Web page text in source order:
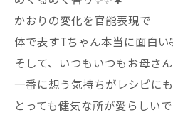
かおりの変化を官能表現で
体で表すTちゃん本当に面白い
そして、いつもいつもお母さ
一番に想う気持ちがレシピに
とっても健気な所が愛らしいで